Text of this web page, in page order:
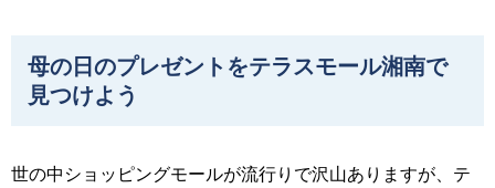
母の日のプレゼントをテラスモール湘南で
見つけよう
世の中ショッピングモールが流行りで沢山ありますが、テ